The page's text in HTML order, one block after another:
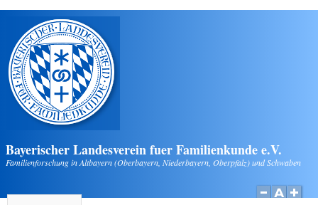
Direkt zum Inhalt
Bayerischer Landesverein fuer Familienkunde e.V.
Familienforschung in Altbayern (Oberbayern, Niederbayern, Oberpfalz) und Schwaben